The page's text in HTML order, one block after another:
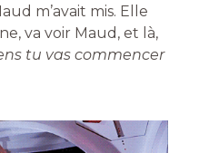
m’avait mis. Elle
va voir Maud, et là,
tu vas commencer